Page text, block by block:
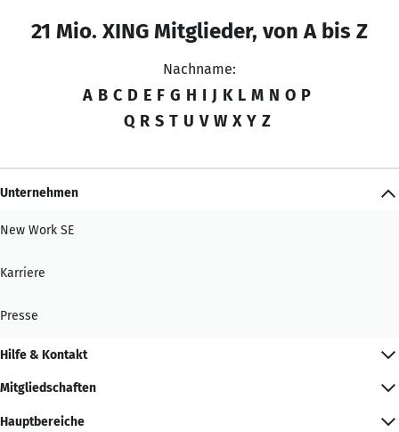
21 Mio. XING Mitglieder, von A bis Z
Nachname:
A B C D E F G H I J K L M N O P
Q R S T U V W X Y Z
Unternehmen
New Work SE
Karriere
Presse
Hilfe & Kontakt
Mitgliedschaften
Hauptbereiche